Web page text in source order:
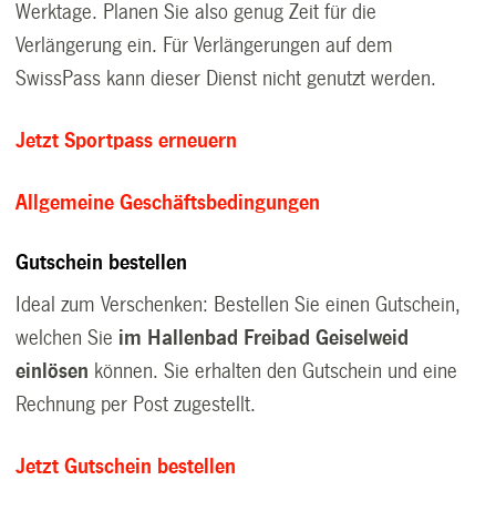
Werktage. Planen Sie also genug Zeit für die
Verlängerung ein. Für Verlängerungen auf dem
SwissPass kann dieser Dienst nicht genutzt werden.
Jetzt Sportpass erneuern
Allgemeine Geschäftsbedingungen
Gutschein bestellen
Ideal zum Verschenken: Bestellen Sie einen Gutschein,
welchen Sie im Hallenbad Freibad Geiselweid
einlösen können. Sie erhalten den Gutschein und eine
Rechnung per Post zugestellt.
Jetzt Gutschein bestellen